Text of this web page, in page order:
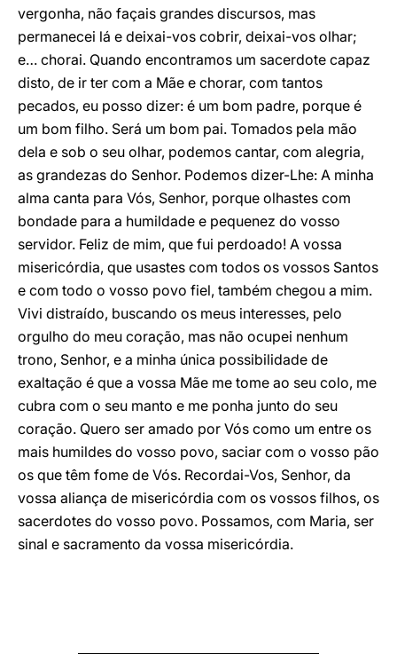
vergonha, não façais grandes discursos, mas
permanecei lá e deixai-vos cobrir, deixai-vos olhar;
e… chorai. Quando encontramos um sacerdote capaz
disto, de ir ter com a Mãe e chorar, com tantos
pecados, eu posso dizer: é um bom padre, porque é
um bom filho. Será um bom pai. Tomados pela mão
dela e sob o seu olhar, podemos cantar, com alegria,
as grandezas do Senhor. Podemos dizer-Lhe: A minha
alma canta para Vós, Senhor, porque olhastes com
bondade para a humildade e pequenez do vosso
servidor. Feliz de mim, que fui perdoado! A vossa
misericórdia, que usastes com todos os vossos Santos
e com todo o vosso povo fiel, também chegou a mim.
Vivi distraído, buscando os meus interesses, pelo
orgulho do meu coração, mas não ocupei nenhum
trono, Senhor, e a minha única possibilidade de
exaltação é que a vossa Mãe me tome ao seu colo, me
cubra com o seu manto e me ponha junto do seu
coração. Quero ser amado por Vós como um entre os
mais humildes do vosso povo, saciar com o vosso pão
os que têm fome de Vós. Recordai-Vos, Senhor, da
vossa aliança de misericórdia com os vossos filhos, os
sacerdotes do vosso povo. Possamos, com Maria, ser
sinal e sacramento da vossa misericórdia.